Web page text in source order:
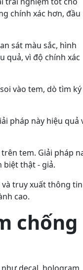
chính xác hơn, đầu
sát màu sắc, hình
quả, vì độ chính xác
vào tem, dò tìm ký
pháp này hiệu quả
tem. Giải pháp
biệt thật - giả.
truy xuất thông tin
cao.
chống